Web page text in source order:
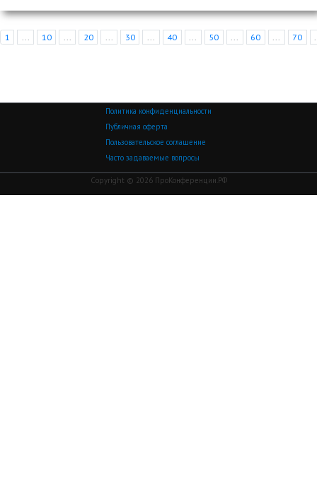
1 10 20 30 40 50 60 70
Политика конфиденциальности
Публичная оферта
Пользовательское соглашение
Часто задаваемые вопросы
Copyright © 2026 ПроКонференции.РФ